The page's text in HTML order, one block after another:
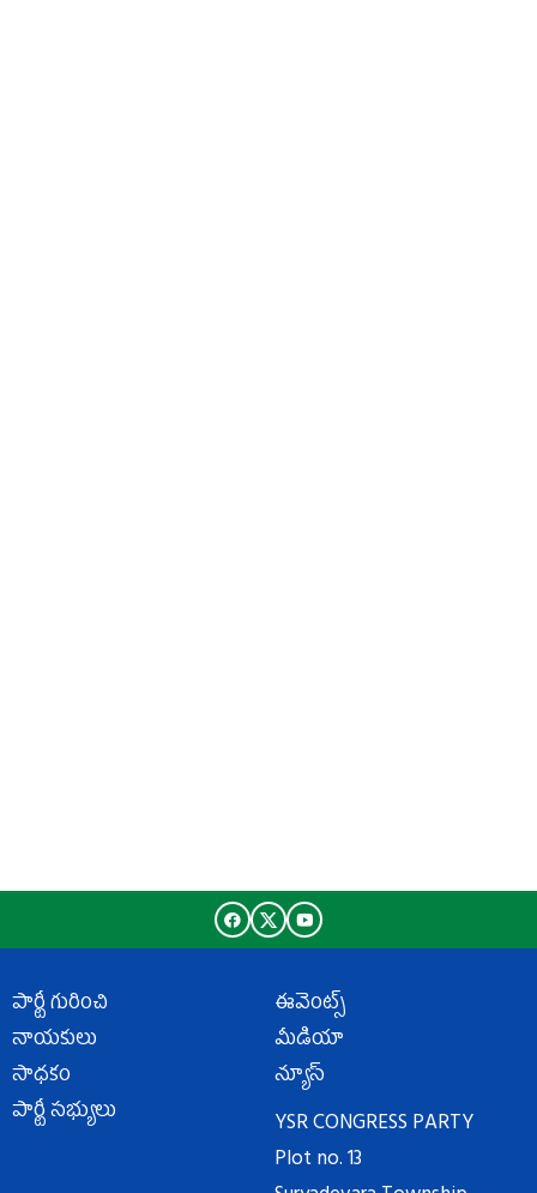
పార్టీ గురించి
నాయకులు
సాధకం
పార్టీ సభ్యులు
ఈవెంట్స్
మీడియా
న్యూస్
YSR CONGRESS PARTY
Plot no. 13